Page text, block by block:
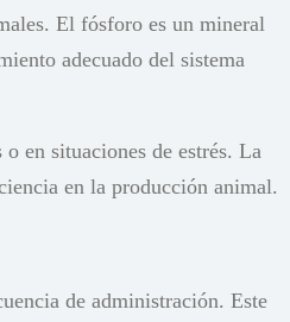
El fósforo es un mineral
adecuado del sistema
en situaciones de estrés. La
en la producción animal.
de administración. Este